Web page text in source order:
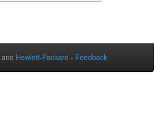
and Hewlett-Packard - Feedback